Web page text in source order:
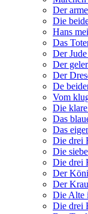
Der
Die
Hans
Das
Der
Der
Der
De
Vom
Die
Das
Das
Die drei
Die
Die drei
Der
Der
Die Alte
Die drei